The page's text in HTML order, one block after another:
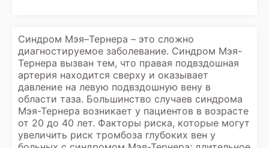
Синдром Мэя–Тернера – это сложно
диагностируемое заболевание. Синдром Мэя-
Тернера вызван тем, что правая подвздошная
артерия находится сверху и оказывает
давление на левую подвздошную вену в
области таза. Большинство случаев синдрома
Мэя-Тернера возникает у пациентов в возрасте
от 20 до 40 лет. Факторы риска, которые могут
увеличить риск тромбоза глубоких вен у